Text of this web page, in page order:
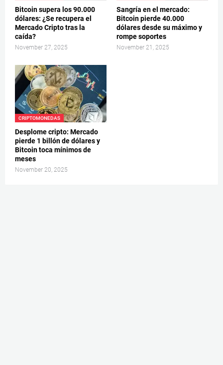
Bitcoin supera los 90.000
dólares: ¿Se recupera el
Mercado Cripto tras la
caída?
November 27, 2025
Sangría en el mercado:
Bitcoin pierde 40.000
dólares desde su máximo y
rompe soportes
November 21, 2025
CRIPTOMONEDAS
Desplome cripto: Mercado
pierde 1 billón de dólares y
Bitcoin toca mínimos de
meses
November 20, 2025